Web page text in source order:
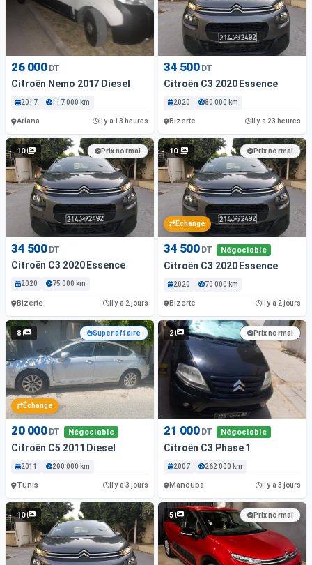
26 000 DT
Citroën Nemo 2017 Diesel
2017 117 000 km
Ariana Il y a 13 heures
34 500 DT
Citroën C3 2020 Essence
2020 80 000 km
Bizerte Il y a 23 heures
10 Prix normal
34 500 DT
Citroën C3 2020 Essence
2020 75 000 km
Bizerte Il y a 2 jours
10
Échange
Prix normal
34 500 DT Négociable
Citroën C3 2020 Essence
2020 70 000 km
Bizerte Il y a 2 jours
8
Échange
Super affaire
20 000 DT Négociable
Citroën C5 2011 Diesel
2011 200 000 km
Tunis Il y a 3 jours
2 Prix normal
21 000 DT Négociable
Citroën C3 Phase 1
2007 262 000 km
Manouba Il y a 3 jours
10 5 Prix normal